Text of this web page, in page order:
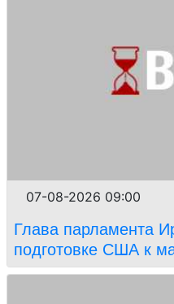
07-08-2026 09:00
Глава парламента
подготовке США к